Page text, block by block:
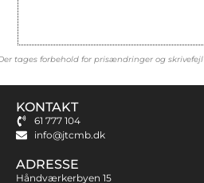
tages forbehold for prisændringer og skrivefejl
KONTAKT
61 777 104
info@jtcmb.dk
ADRESSE
Håndværkerbyen 15